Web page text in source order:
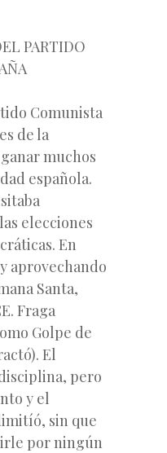
PARTIDO
Comunista
de la
muchos
española.
elecciones
En
aprovechando
Santa,
Fraga
Golpe de
El
pero
y el
sin que
por ningún